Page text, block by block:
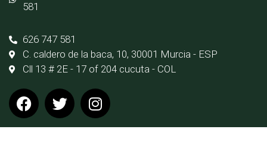
581
626 747 581
C. caldero de la baca, 10, 30001 Murcia - ESP
Cll 13 # 2E - 17 of 204 cucuta - COL